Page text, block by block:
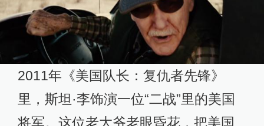
2011年《美国队长：复仇者先锋》
里，斯坦·李饰演一位“二战”里的美国
将军。这位老大爷老眼昏花，把美国